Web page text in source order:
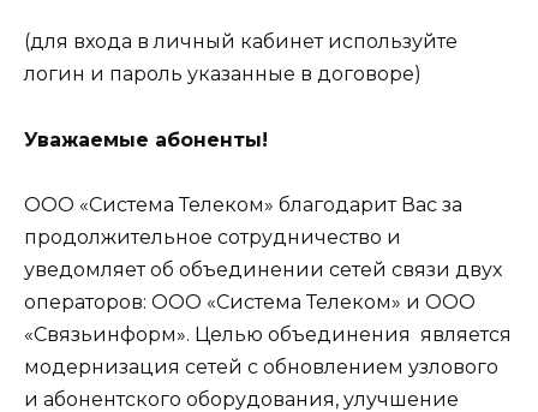
(для входа в личный кабинет используйте
логин и пароль указанные в договоре)
Уважаемые абоненты!
ООО «Система Телеком» благодарит Вас за
продолжительное сотрудничество и
уведомляет об объединении сетей связи двух
операторов: ООО «Система Телеком» и ООО
«Связьинформ». Целью объединения является
модернизация сетей с обновлением узлового
и абонентского оборудования, улучшение